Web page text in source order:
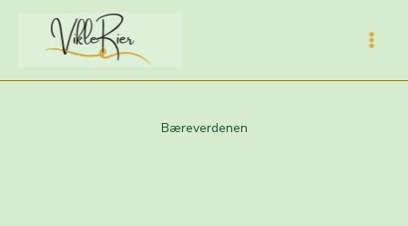
Bæreverdenen